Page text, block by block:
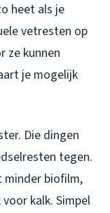
heet als je
vetresten op
ze kunnen
je mogelijk
Die dingen
tegen.
minder biofilm,
kalk. Simpel